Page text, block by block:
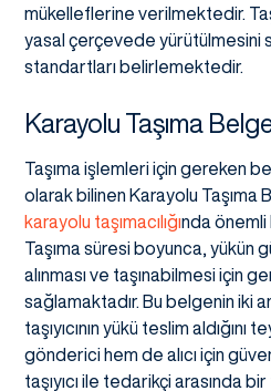
mükelleflerine verilmektedir.
yasal çerçevede yürütülmesini
standartları belirlemektedir.
Karayolu Taşıma
Taşıma işlemleri için gereken
olarak bilinen Karayolu Taşıma
karayolu taşımacılığında
Taşıma süresi boyunca, yükün
alınması ve taşınabilmesi için
sağlamaktadır. Bu belgenin iki
taşıyıcının yükü teslim
gönderici hem de alıcı için
taşıyıcı ile tedarikçi arasında